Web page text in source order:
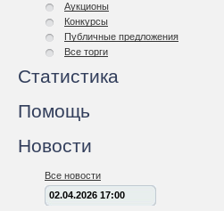
Аукционы
Конкурсы
Публичные предложения
Все торги
Статистика
Помощь
Новости
Все новости
02.04.2026 17:00